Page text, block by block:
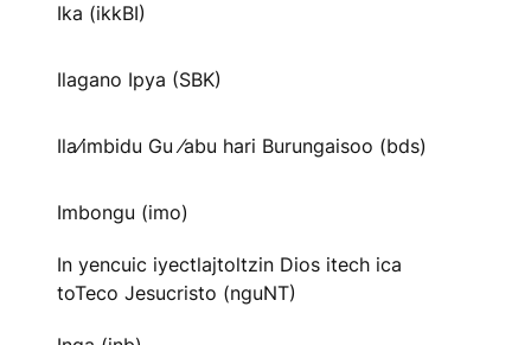
Ika (ikkBI)
Ilagano Ipya (SBK)
Ila⁄imbidu Gu ⁄abu hari Burungaisoo (bds)
Imbongu (imo)
In yencuic iyectlajtoltzin Dios itech ica
toTeco Jesucristo (nguNT)